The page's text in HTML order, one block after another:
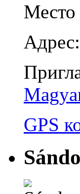
Место
GPS